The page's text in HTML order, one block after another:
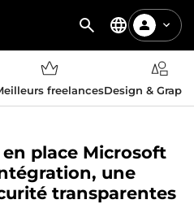
freelancesDesign &
place Microsoft
une
transparentes